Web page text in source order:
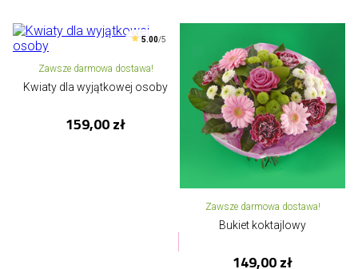
5.00/5
Zawsze darmowa dostawa!
Kwiaty dla wyjątkowej osoby
159,00 zł
Zawsze darmowa dostawa!
Bukiet koktajlowy
149,00 zł